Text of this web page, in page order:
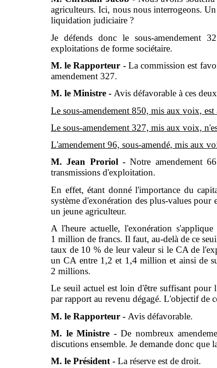
agriculteurs. Ici, nous nous interrogeons.
liquidation judiciaire ?
Je défends donc le sous-amendement
exploitations de forme sociétaire.
M. le Rapporteur - La commission est
amendement 327.
M. le Ministre - Avis défavorable à ces
Le sous-amendement 850, mis aux voix, est
Le sous-amendement 327, mis aux voix,
L'amendement 96, sous-amendé, mis aux
M. Jean Proriol -Notre amendement
transmissions d'exploitation.
En effet, étant donné l'importance du
système d'exonération des plus-values pour
un jeune agriculteur.
A l'heure actuelle, l'exonération
1 million de francs. Il faut, au-delà de ce
taux de 10 % de leur valeur si le CA de
un CA entre 1,2 et 1,4 million et ainsi de
2 millions.
Le seuil actuel est loin d'être suffisant pour
par rapport au revenu dégagé. L'objectif de
M. le Rapporteur - Avis défavorable.
M. le Ministre -De nombreux
discutions ensemble. Je demande donc que
M. le Président - La réserve est de droit.